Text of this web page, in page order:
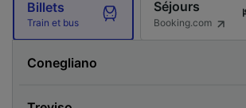
Billets
Train et bus
Séjours
Booking.com